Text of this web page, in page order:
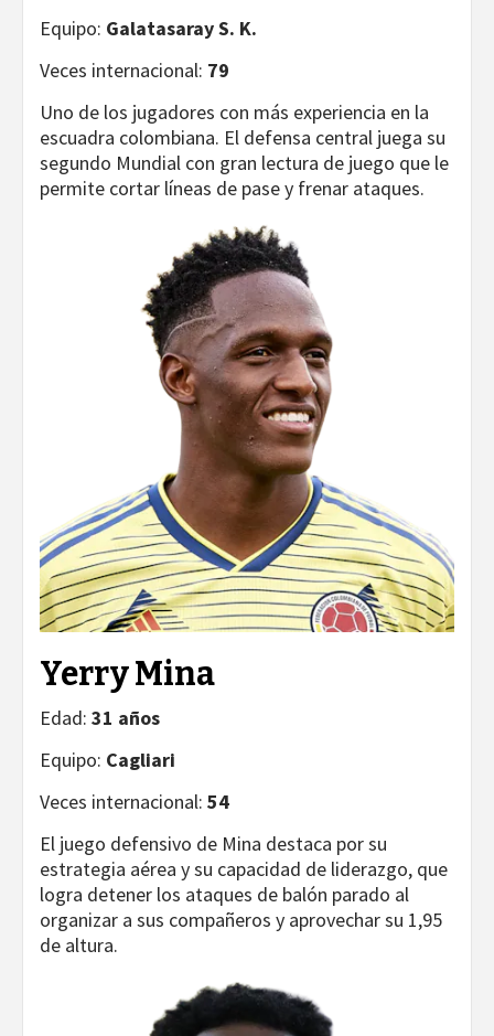
Equipo: Galatasaray S. K.
Veces internacional: 79
Uno de los jugadores con más experiencia en la
escuadra colombiana. El defensa central juega su
segundo Mundial con gran lectura de juego que le
permite cortar líneas de pase y frenar ataques.
Yerry Mina
Edad: 31 años
Equipo: Cagliari
Veces internacional: 54
El juego defensivo de Mina destaca por su
estrategia aérea y su capacidad de liderazgo, que
logra detener los ataques de balón parado al
organizar a sus compañeros y aprovechar su 1,95
de altura.